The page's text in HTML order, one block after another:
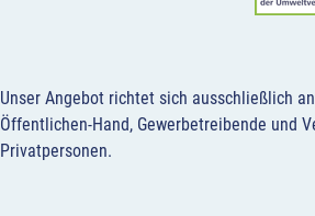
Unser Angebot richtet sich ausschließlich
Öffentlichen-Hand, Gewerbetreibende und
Privatpersonen.